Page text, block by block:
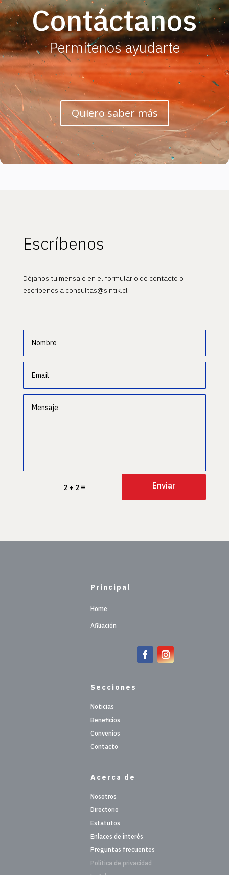
Contáctanos
Permítenos ayudarte
Quiero saber más
Escríbenos
Déjanos tu mensaje en el formulario de contacto o
escríbenos a consultas@sintik.cl
2 + 2 = Enviar
Principal
Home
Afiliación
Secciones
Noticias
Beneficios
Convenios
Contacto
Acerca de
Nosotros
Directorio
Estatutos
Enlaces de interés
Preguntas frecuentes
Política de privacidad